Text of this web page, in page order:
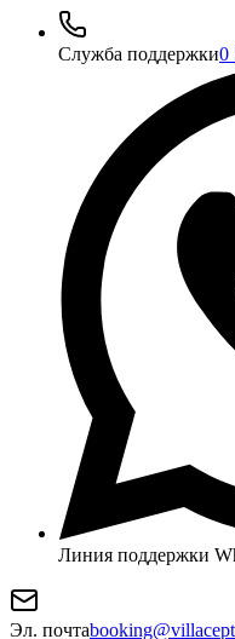
Служба поддержки0
Линия поддержки
Эл. почта